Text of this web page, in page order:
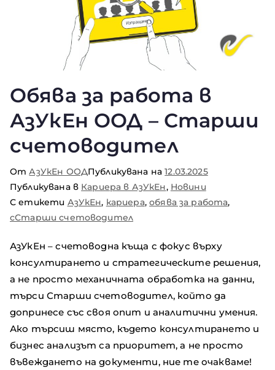
Обява за работа в
АзУкЕн ООД – Старши
счетоводител
ОтАзУкЕн ООДПубликувана на12.03.2025
Публикувана в Кариера в АзУкЕн, Новини
С етикети АзУкЕн, кариера,обява за работа,
сСтарши счетоводител
АзУкЕн – счетоводна къща с фокус върху
консултирането и стратегическите решения,
а не просто механичната обработка на данни,
търси Старши счетоводител, който да
допринесе със своя опит и аналитични умения.
Ако търсиш място, където консултирането и
бизнес анализът са приоритет, а не просто
въвеждането на документи, ние те очакваме!